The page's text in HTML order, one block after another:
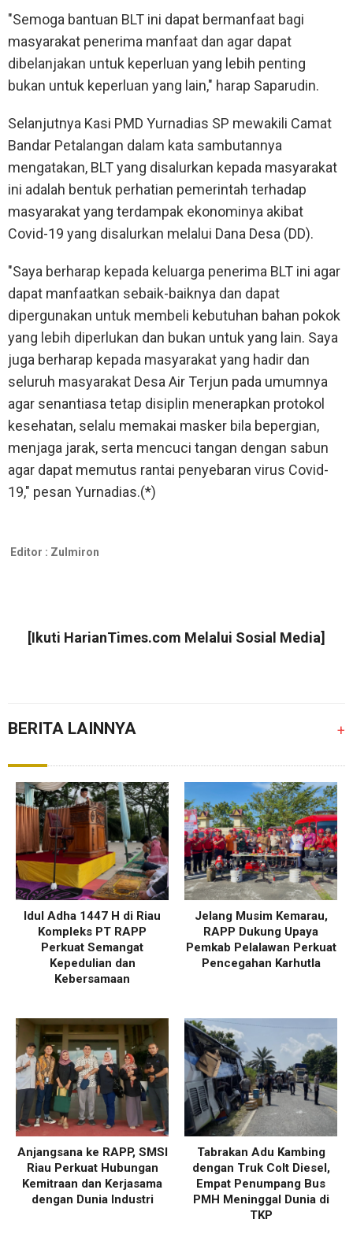
"Semoga bantuan BLT ini dapat bermanfaat bagi
masyarakat penerima manfaat dan agar dapat
dibelanjakan untuk keperluan yang lebih penting
bukan untuk keperluan yang lain," harap Saparudin.
Selanjutnya Kasi PMD Yurnadias SP mewakili Camat
Bandar Petalangan dalam kata sambutannya
mengatakan, BLT yang disalurkan kepada masyarakat
ini adalah bentuk perhatian pemerintah terhadap
masyarakat yang terdampak ekonominya akibat
Covid-19 yang disalurkan melalui Dana Desa (DD).
"Saya berharap kepada keluarga penerima BLT ini agar
dapat manfaatkan sebaik-baiknya dan dapat
dipergunakan untuk membeli kebutuhan bahan pokok
yang lebih diperlukan dan bukan untuk yang lain. Saya
juga berharap kepada masyarakat yang hadir dan
seluruh masyarakat Desa Air Terjun pada umumnya
agar senantiasa tetap disiplin menerapkan protokol
kesehatan, selalu memakai masker bila bepergian,
menjaga jarak, serta mencuci tangan dengan sabun
agar dapat memutus rantai penyebaran virus Covid-
19," pesan Yurnadias.(*)
Editor : Zulmiron
[Ikuti HarianTimes.com Melalui Sosial Media]
BERITA LAINNYA +
Idul Adha 1447 H di Riau
Kompleks PT RAPP
Perkuat Semangat
Kepedulian dan
Kebersamaan
Jelang Musim Kemarau,
RAPP Dukung Upaya
Pemkab Pelalawan Perkuat
Pencegahan Karhutla
Anjangsana ke RAPP, SMSI
Riau Perkuat Hubungan
Kemitraan dan Kerjasama
dengan Dunia Industri
Tabrakan Adu Kambing
dengan Truk Colt Diesel,
Empat Penumpang Bus
PMH Meninggal Dunia di
TKP